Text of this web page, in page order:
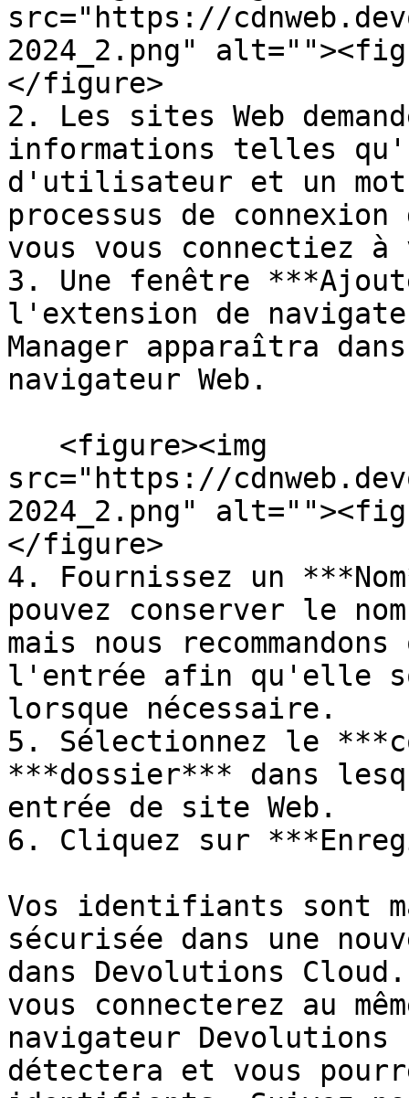
src="https://
2024_2.png"
</figure>
2. Les sites Web
informations telles
d'utilisateur et un mot
processus de
vous vous connectiez à
3. Une fenêtre
l'extension de
Manager apparaîtra
navigateur Web.
src="https://
2024_2.png"
</figure>
4. Fournissez un
pouvez conserver le
mais nous
l'entrée afin qu'elle
lorsque nécessaire.
5. Sélectionnez le
***dossier*** dans
entrée de site Web.
6. Cliquez sur
Vos identifiants sont
sécurisée dans une
dans Devolutions
vous connecterez au
navigateur Devolutions
détectera et vous